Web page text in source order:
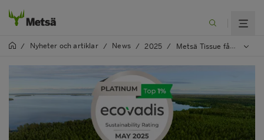
/ Nyheter och artiklar / News / 2025 / Metsä Tissue får sin sjätte raka utmärkelse på platinanivå i EcoVadis-bedömningen